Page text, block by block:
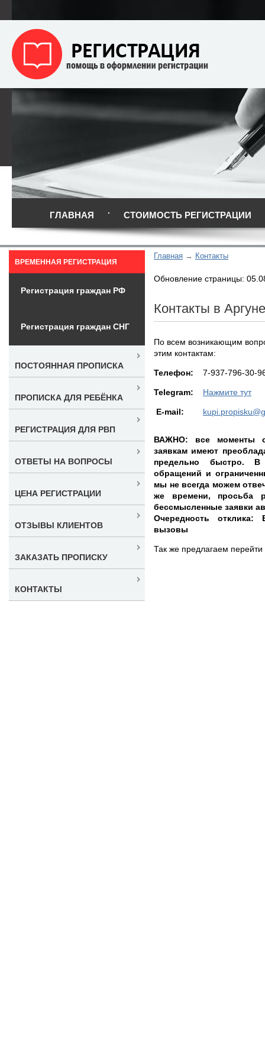
ГЛАВНАЯ СТОИМОСТЬ РЕГИСТРАЦИИ
Главная Контакты
Обновление страницы:
Контакты в Аргуне
По всем возникающим
этим контактам:
Teлефон: 7-937-796-30-
Telegram: Нажмите тут
E-mail:
ВАЖНО: все моменты
заявкам имеют
предельно быстро.
обращений и
мы не всегда можем
же времени, просьба
бессмысленные заявки
Очередность
вызовы
Так же предлагаем
ВРЕМЕННАЯ РЕГИСТРАЦИЯ
Регистрация граждан РФ
Регистрация граждан СНГ
ПОСТОЯННАЯ ПРОПИСКА
ПРОПИСКА ДЛЯ РЕБЁНКА
РЕГИСТРАЦИЯ ДЛЯ РВП
ОТВЕТЫ НА ВОПРОСЫ
ЦЕНА РЕГИСТРАЦИИ
ОТЗЫВЫ КЛИЕНТОВ
ЗАКАЗАТЬ ПРОПИСКУ
КОНТАКТЫ